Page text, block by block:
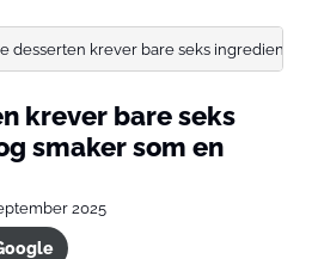
desserten krever bare seks ingredienser
krever bare seks
smaker som en
2025